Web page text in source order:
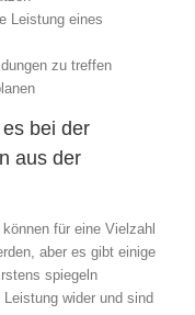
Leistung eines
zu treffen
bei der
aus der
für eine Vielzahl
aber es gibt einige
spiegeln
wider und sind